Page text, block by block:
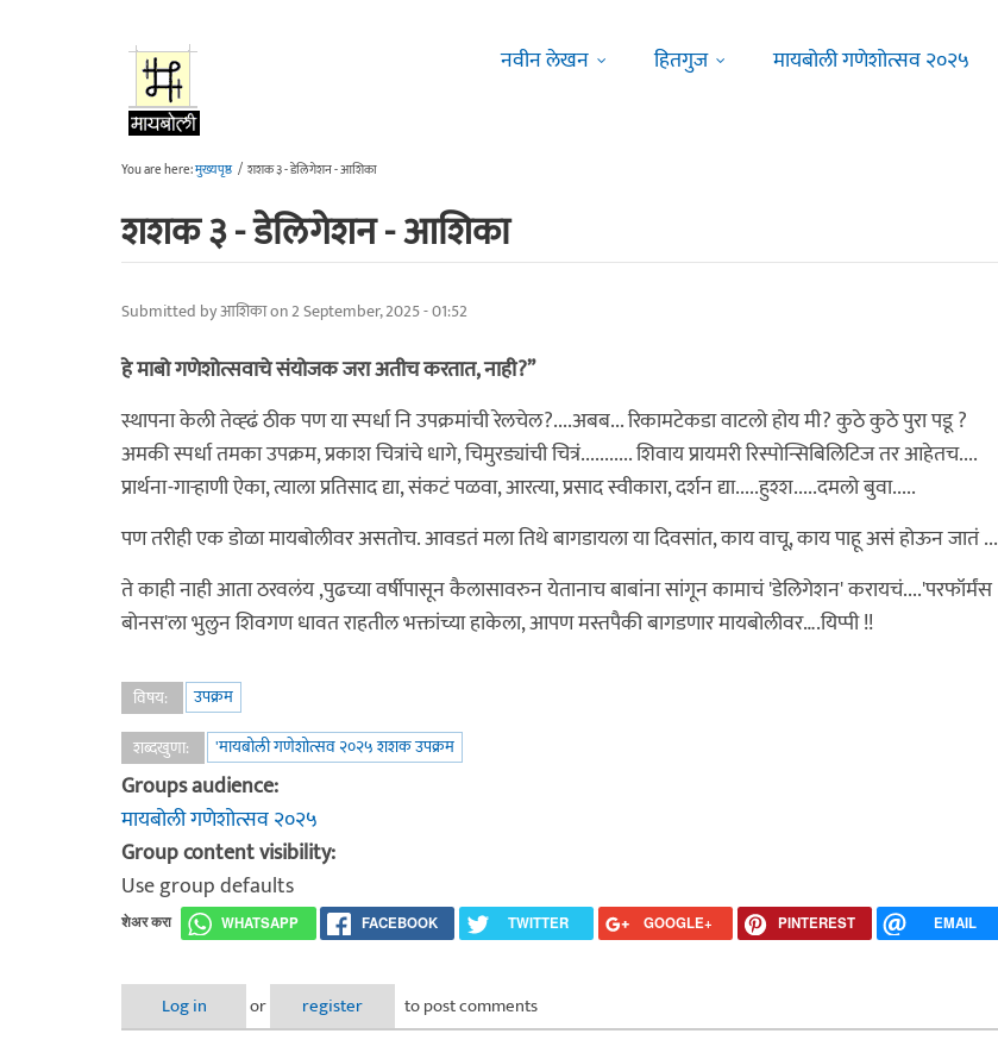
नवीन लेखन
हितगुज मायबोली गणेशोत्सव २०२५
You are here:मुख्यपृष्ठ / शशक ३ - डेलिगेशन - आशिका
शशक ३ - डेलिगेशन - आशिका
Submitted byआशिकाon 2 September, 2025 - 01:52
हे माबो गणेशोत्सवाचे संयोजक जरा अतीच करतात, नाही?”
स्थापना केली तेव्ह्ढं ठीक पण या स्पर्धा नि उपक्रमांची रेलचेल?....अबब... रिकामटेकडा वाटलो होय मी? कुठे कुठे पुरा पडू ?
अमकी स्पर्धा तमका उपक्रम, प्रकाश चित्रांचे धागे, चिमुरड्यांची चित्रं........... शिवाय प्रायमरी रिस्पोन्सिबिलिटिज तर आहेतच....
प्रार्थना-गार्‍हाणी ऐका, त्याला प्रतिसाद द्या, संकटं पळवा, आरत्या, प्रसाद स्वीकारा, दर्शन द्या.....हुश्श.....दमलो बुवा.....
पण तरीही एक डोळा मायबोलीवर असतोच. आवडतं मला तिथे बागडायला या दिवसांत, काय वाचू, काय पाहू असं होऊन जातं ...
ते काही नाही आता ठरवलंय ,पुढच्या वर्षीपासून कैलासावरुन येतानाच बाबांना सांगून कामाचं 'डेलिगेशन' करायचं....'परफॉर्मंस
बोनस'ला भुलुन शिवगण धावत राहतील भक्तांच्या हाकेला, आपण मस्तपैकी बागडणार मायबोलीवर….यिप्पी !!
विषय:
उपक्रम
शब्दखुणा:
'मायबोली गणेशोत्सव २०२५ शशक उपक्रम
Groups audience:
मायबोली गणेशोत्सव २०२५
Group content visibility:
Use group defaults
शेअर करा WHATSAPP FACEBOOK TWITTER GOOGLE+ PINTEREST EMAIL
Log in or register to post comments